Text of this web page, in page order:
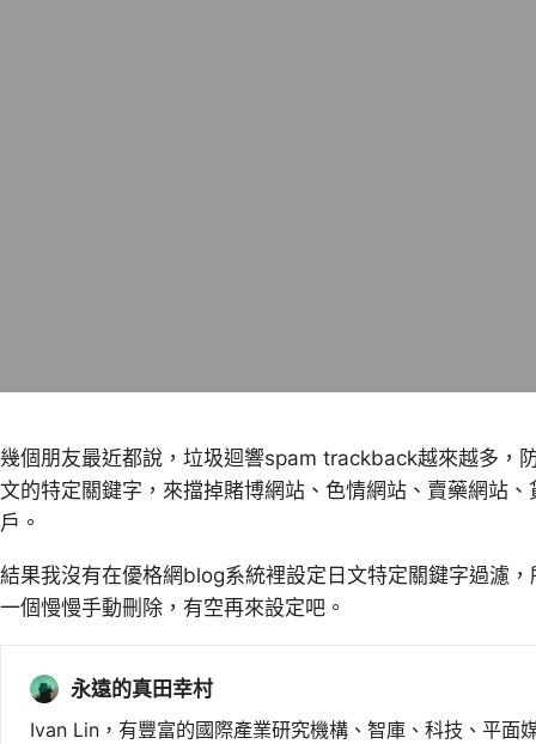
幾個朋友最近都說，垃圾迴響spam trackback越來越多，
文的特定關鍵字，來擋掉賭博網站、色情網站、賣藥網站
戶。
結果我沒有在優格網blog系統裡設定日文特定關鍵字過濾
一個慢慢手動刪除，有空再來設定吧。
永遠的真田幸村
Ivan Lin，有豐富的國際產業研究機構、智庫、科技、平面